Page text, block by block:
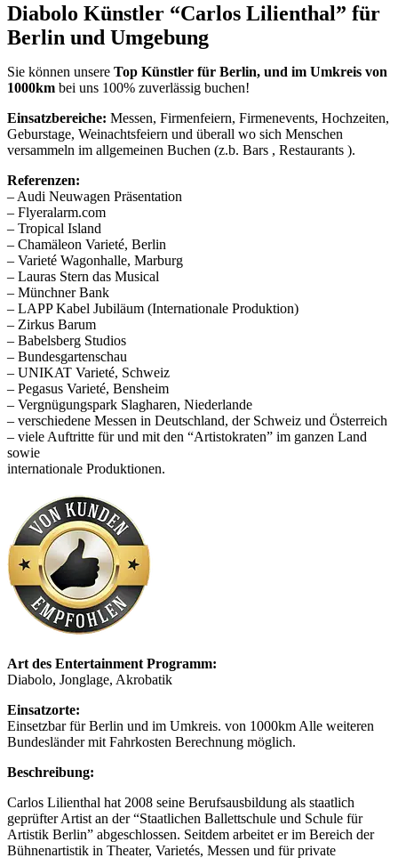
Diabolo Künstler “Carlos Lilienthal” für
Berlin und Umgebung
Sie können unsere Top Künstler für Berlin, und im Umkreis von
1000km bei uns 100% zuverlässig buchen!
Einsatzbereiche: Messen, Firmenfeiern, Firmenevents, Hochzeiten,
Geburstage, Weinachtsfeiern und überall wo sich Menschen
versammeln im allgemeinen Buchen (z.b. Bars , Restaurants ).
Referenzen:
– Audi Neuwagen Präsentation
– Flyeralarm.com
– Tropical Island
– Chamäleon Varieté, Berlin
– Varieté Wagonhalle, Marburg
– Lauras Stern das Musical
– Münchner Bank
– LAPP Kabel Jubiläum (Internationale Produktion)
– Zirkus Barum
– Babelsberg Studios
– Bundesgartenschau
– UNIKAT Varieté, Schweiz
– Pegasus Varieté, Bensheim
– Vergnügungspark Slagharen, Niederlande
– verschiedene Messen in Deutschland, der Schweiz und Österreich
– viele Auftritte für und mit den “Artistokraten” im ganzen Land
sowie
internationale Produktionen.
Art des Entertainment Programm:
Diabolo, Jonglage, Akrobatik
Einsatzorte:
Einsetzbar für Berlin und im Umkreis. von 1000km Alle weiteren
Bundesländer mit Fahrkosten Berechnung möglich.
Beschreibung:
Carlos Lilienthal hat 2008 seine Berufsausbildung als staatlich
geprüfter Artist an der “Staatlichen Ballettschule und Schule für
Artistik Berlin” abgeschlossen. Seitdem arbeitet er im Bereich der
Bühnenartistik in Theater, Varietés, Messen und für private